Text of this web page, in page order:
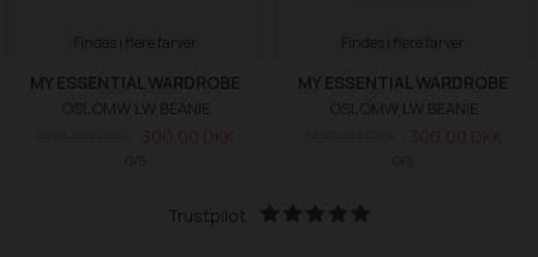
Findes i flere farver
MY ESSENTIAL WARDROBE
OSLOMW LW BEANIE
Findes i flere farver
MY ESSENTIAL WARDROBE
OSLOMW LW BEANIE
Trustpilot